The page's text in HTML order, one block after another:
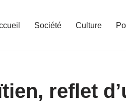
Société Culture
reflet